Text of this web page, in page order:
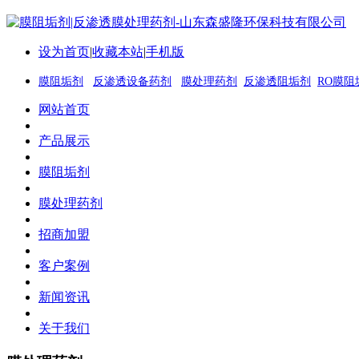
设为首页|收藏本站|手机版
膜阻垢剂 反渗透设备药剂 膜处理药剂 反渗透阻垢剂 RO膜阻
网站首页
产品展示
膜阻垢剂
膜处理药剂
招商加盟
客户案例
新闻资讯
关于我们